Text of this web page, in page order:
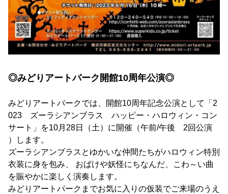
◎みどりアートパーク開館10周年公演◎
みどりアートパークでは、開館10周年記念公演として「2
023 ズーラシアンブラス ハッピー・ハロウィン・コン
サート」を10月28日（土）に開催（午前/午後 2回公演
）します。
ズーラシアンブラスとゆかいな仲間たちがハロウィン特別
衣装に身を包み、 おばけや妖怪にちなんだ、こわ～い曲
を賑やかに楽しく演奏します。
みどりアートパークまでお気に入りの仮装でご来場のうえ